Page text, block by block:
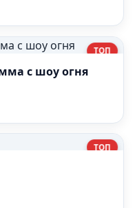
ТОП
с шоу огня
ТОП